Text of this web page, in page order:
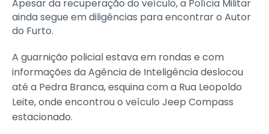
Apesar da recuperação do veículo, a Polícia Militar
ainda segue em diligências para encontrar o Autor
do Furto.
A guarnição policial estava em rondas e com
informações da Agência de Inteligência deslocou
até a Pedra Branca, esquina com a Rua Leopoldo
Leite, onde encontrou o veículo Jeep Compass
estacionado.